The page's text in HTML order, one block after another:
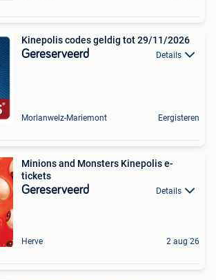
Kinepolis codes geldig tot 29/11/2026
Gereserveerd Details
Morlanwelz-Mariemont Eergisteren
Minions and Monsters Kinepolis e-
tickets
Gereserveerd Details
Herve 2 aug 26